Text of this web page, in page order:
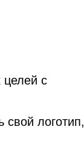
целей с
свой логотип,